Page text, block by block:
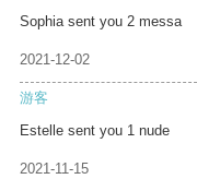
Sophia sent you 2 messa
2021-12-02
游客
Estelle sent you 1 nude
2021-11-15